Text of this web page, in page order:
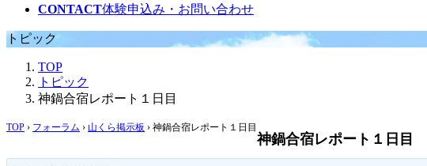
CONTACT体験申込み・お問い合わせ
トピック
TOP
トピック
神鍋合宿レポート１日目
TOP › フォーラム › 山くら掲示板 › 神鍋合宿レポート１日目
神鍋合宿レポート１日目